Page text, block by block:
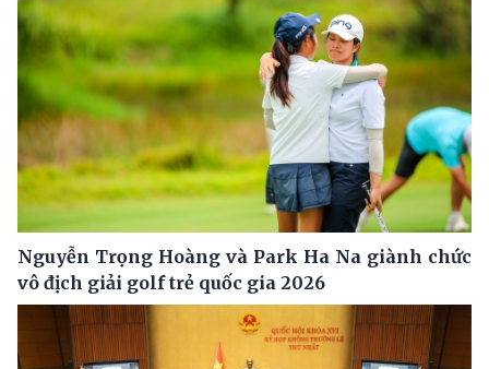
Nguyễn Trọng Hoàng và Park Ha Na giành chức
vô địch giải golf trẻ quốc gia 2026